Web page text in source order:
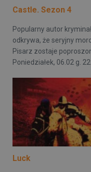
Castle. Sezon 4
Popularny autor
odkrywa, że seryjny
Pisarz zostaje
Poniedziałek, 06.02 g.
Luck